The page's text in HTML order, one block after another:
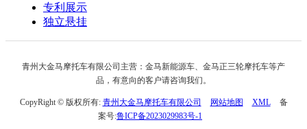
专利展示
独立悬挂
青州大金马摩托车有限公司主营：金马新能源车、金马正三轮摩托车等产
品，有意向的客户请咨询我们。
CopyRight © 版权所有: 青州大金马摩托车有限公司 网站地图 XML
备
案号:鲁ICP备2023029983号-1